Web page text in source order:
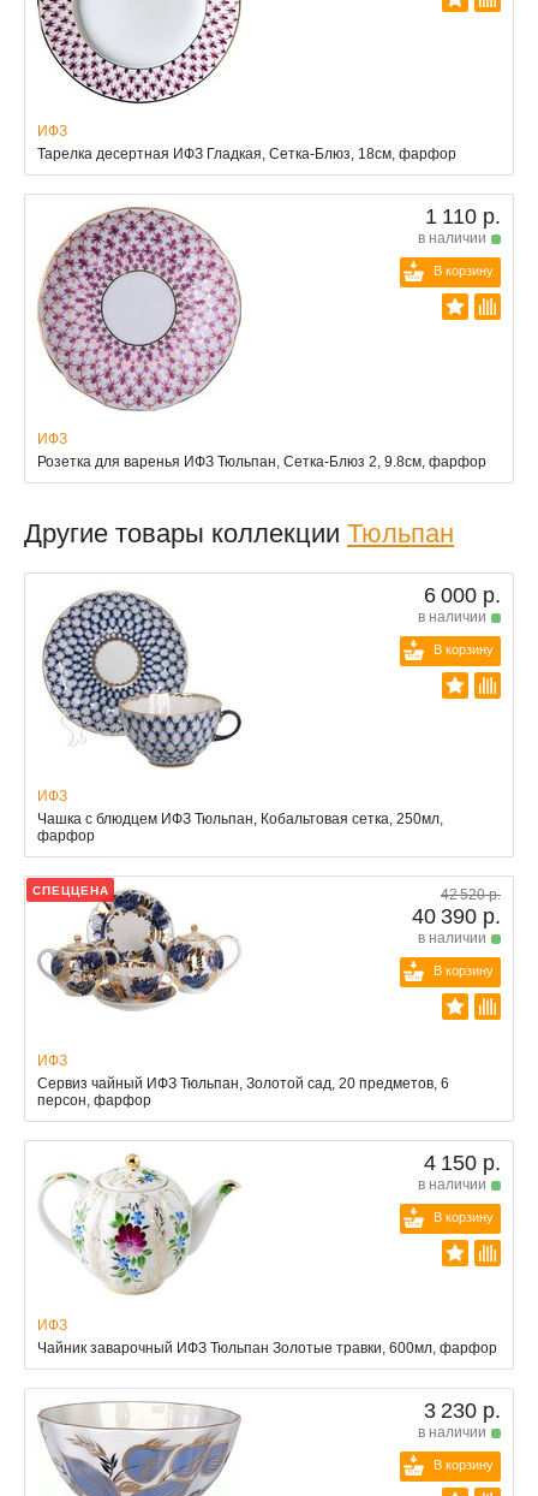
ИФЗ
Тарелка десертная ИФЗ Гладкая, Сетка-Блюз, 18см, фарфор
1 110 р.
в наличии
В корзину
ИФЗ
Розетка для варенья ИФЗ Тюльпан, Сетка-Блюз 2, 9.8см, фарфор
Другие товары коллекции Тюльпан
6 000 р.
в наличии
В корзину
ИФЗ
Чашка с блюдцем ИФЗ Тюльпан, Кобальтовая сетка, 250мл,
фарфор
СПЕЦЦЕНА 42 520 р.
40 390 р.
в наличии
В корзину
ИФЗ
Сервиз чайный ИФЗ Тюльпан, Золотой сад, 20 предметов, 6
персон, фарфор
4 150 р.
в наличии
В корзину
ИФЗ
Чайник заварочный ИФЗ Тюльпан Золотые травки, 600мл, фарфор
3 230 р.
в наличии
В корзину